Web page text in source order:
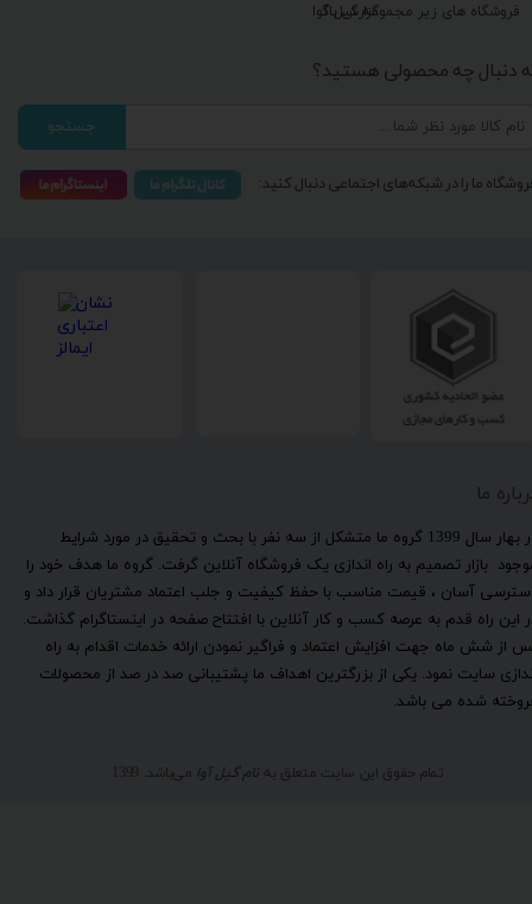
ما
​در بهار سال 1399 گروه ما متشکل از سه نفر با بحث و تحقیق در مورد شرایط
بازار تصمیم به راه اندازی یک فروشگاه آنلاین گرفت. گروه ما هدف خود را
آسان ، قیمت مناسب با حفظ کیفیت و جلب اعتماد مشتریان قرار داد و
این راه قدم به عرصه کسب و کار آنلاین با افتتاح صفحه در اینستاگرام گذاشت.
از شش ماه جهت افزایش اعتماد و فراگیر نمودن ارائه خدمات اقدام به راه
سایت نمود. یکی از بزرگترین اهداف ما پشتیبانی صد در صد از محصولات
شده می باشد.
تمام حقوق این سایت متعلق به نام گیل آوا می‌باشد. 1399
گزارش باگ
فروشگاه های زیر مجموعه گیل آوا
دنبال چه محصولی هستید؟
جستجو
ما را در شبکه‌های اجتماعی دنبال کنید: